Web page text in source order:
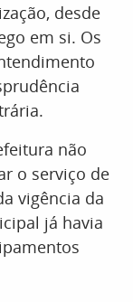
desde
em si. Os
não
o serviço de
vigência da
já havia